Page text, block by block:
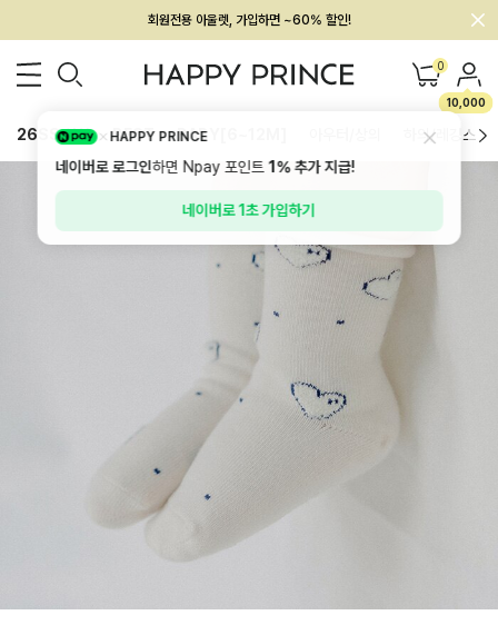
회원전용 아울렛, 가입하면 ~60% 할인!
멤버십 최대 28,000원 혜택 0
10,000
26SS 신상 BEST BABY[6~12M] 하의/레깅스
HAPPY PRINCE
네이버로 로그인하면 Npay 포인트1%추가 지급!
네이버로 1초 가입하기